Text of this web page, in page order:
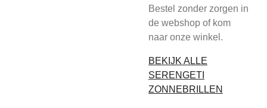
Bestel zonder zorgen in
de webshop of kom
naar onze winkel.
BEKIJK ALLE
SERENGETI
ZONNEBRILLEN